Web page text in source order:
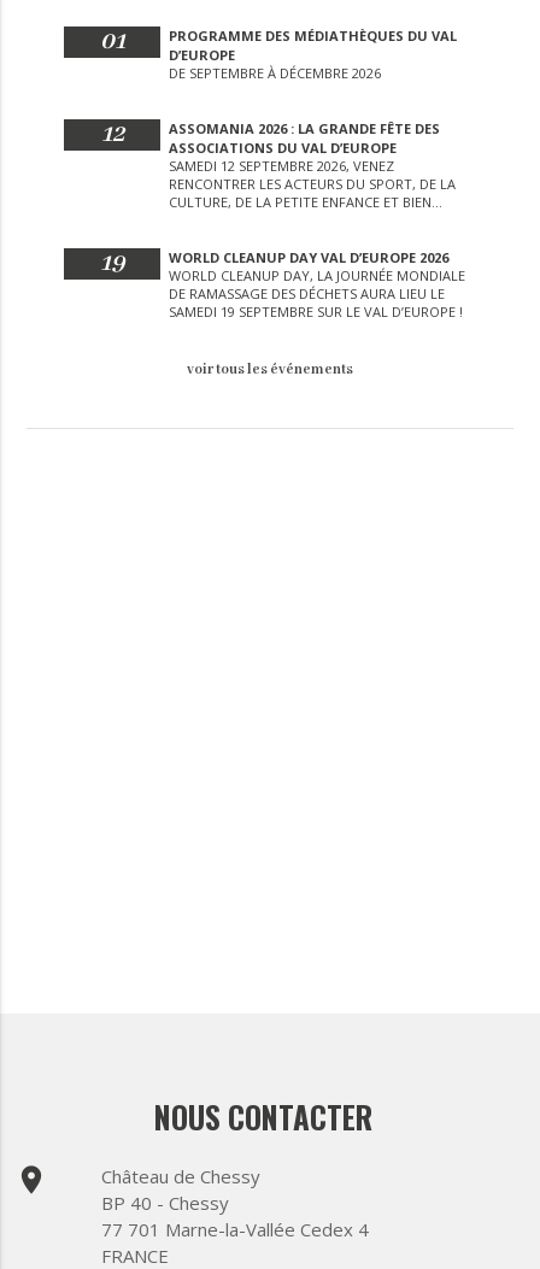
01
PROGRAMME DES MÉDIATHÈQUES DU VAL
D’EUROPE
DE SEPTEMBRE À DÉCEMBRE 2026
12
ASSOMANIA 2026 : LA GRANDE FÊTE DES
ASSOCIATIONS DU VAL D’EUROPE
SAMEDI 12 SEPTEMBRE 2026, VENEZ
RENCONTRER LES ACTEURS DU SPORT, DE LA
CULTURE, DE LA PETITE ENFANCE ET BIEN
19
WORLD CLEANUP DAY VAL D’EUROPE 2026
WORLD CLEANUP DAY, LA JOURNÉE MONDIALE
DE RAMASSAGE DES DÉCHETS AURA LIEU LE
SAMEDI 19 SEPTEMBRE SUR LE VAL D’EUROPE !
voir tous les événements
NOUS CONTACTER
place
Château de Chessy
BP 40 - Chessy
77 701 Marne-la-Vallée Cedex 4
FRANCE